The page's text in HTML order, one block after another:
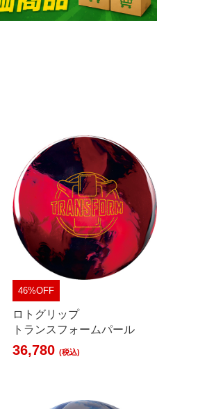
46%OFF
ロトグリップ
トランスフォームパール
36,780 (税込)